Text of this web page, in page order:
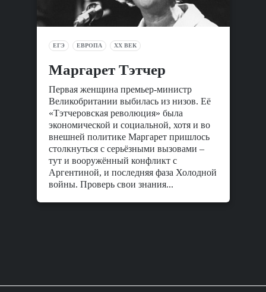
ЕГЭ ЕВРОПА XX ВЕК
Маргарет Тэтчер
Первая женщина премьер-министр
Великобритании выбилась из низов. Её
«Тэтчеровская революция» была
экономической и социальной, хотя и во
внешней политике Маргарет пришлось
столкнуться с серьёзными вызовами –
тут и вооружённый конфликт с
Аргентиной, и последняя фаза Холодной
войны. Проверь свои знания...